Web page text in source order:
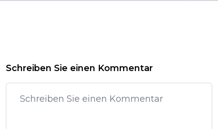
Schreiben Sie einen Kommentar